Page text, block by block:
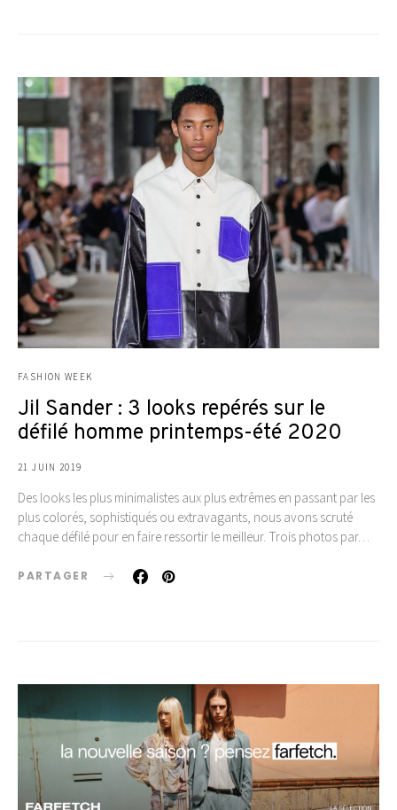
FASHION WEEK
Jil Sander : 3 looks repérés sur le
défilé homme printemps-été 2020
21 JUIN 2019
Des looks les plus minimalistes aux plus extrêmes en passant par les
plus colorés, sophistiqués ou extravagants, nous avons scruté
chaque défilé pour en faire ressortir le meilleur. Trois photos par…
PARTAGER